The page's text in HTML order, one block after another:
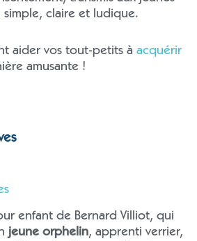
simple, claire et ludique.
aider vos tout-petits à acquérir
amusante !
enfant de Bernard Villiot, qui
jeune orphelin, apprenti verrier,